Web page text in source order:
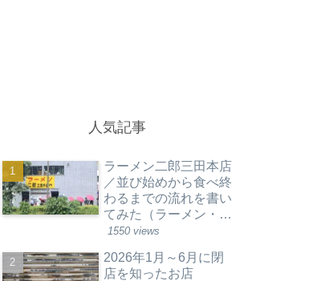
人気記事
ラーメン二郎三田本店
／並び始めから食べ終
わるまでの流れを書い
てみた（ラーメン・東
京都港区）
1550 views
2026年1月～6月に閉
店を知ったお店